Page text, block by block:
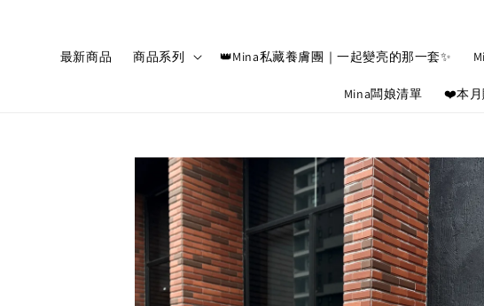
最新商品 商品系列 👑Mina私藏養膚團｜一起變亮的那一套✨
Mina闆娘清單 ❤️本月